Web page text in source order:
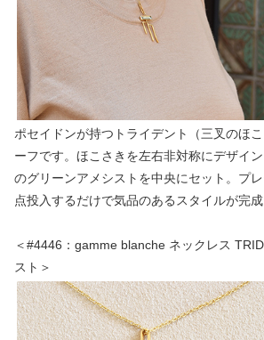
ポセイドンが持つトライデント（三叉のほ
ーフです。ほこさきを左右非対称にデザイ
のグリーンアメシストを中央にセット。プ
点投入するだけで気品のあるスタイルが完成
＜#4446：gamme blanche ネックレス
スト＞